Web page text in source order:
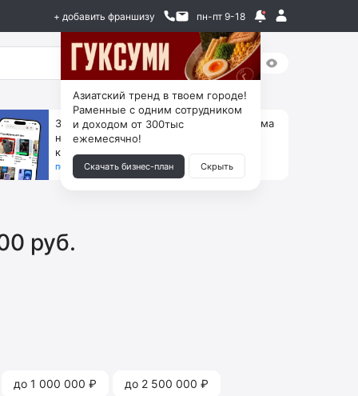
+ добавить франшизу пн-пт 9-18
За 90 тыс. открой магазин на Авито, дома
ни коробок, ни товара, ни склада, зато
каждый месяц +125 тыс. чистыми
получить бизнес-план ↓
руб.
до 1 000 000 ₽ до 2 500 000 ₽
Азиатский тренд в твоем городе!
Раменные с одним сотрудником
и доходом от 300тыс
ежемесячно!
Скачать бизнес-план Скрыть